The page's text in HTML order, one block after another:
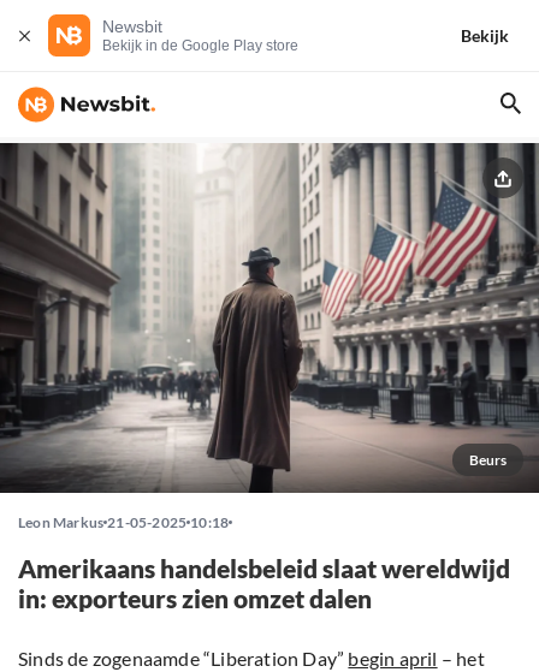
Newsbit
Bekijk in de Google Play store
Bekijk
Beurs
Leon Markus 21-05-2025 10:18
Amerikaans handelsbeleid slaat wereldwijd
in: exporteurs zien omzet dalen
Sinds de zogenaamde “Liberation Day” begin april – het